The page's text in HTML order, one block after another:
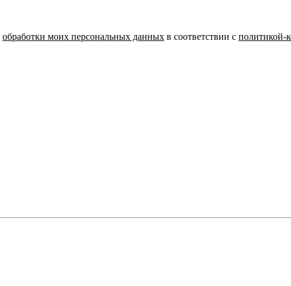
обработки моих персональных данных в соответствии с политикой-